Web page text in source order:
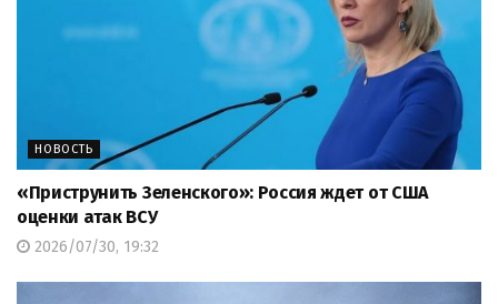
НОВОСТЬ
«Приструнить Зеленского»: Россия ждет от США
оценки атак ВСУ
2026/07/30, 19:32